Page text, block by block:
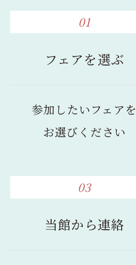
01
フェアを選ぶ
参加したいフェアを
お選びください
03
当館から連絡